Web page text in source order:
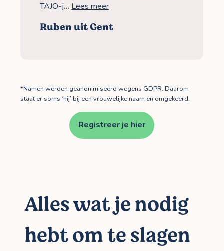
TAJO-j… Lees meer
Ruben uit Gent
*Namen werden geanonimiseerd wegens GDPR. Daarom
staat er soms ‘hij’ bij een vrouwelijke naam en omgekeerd.
Registreer je hier
Alles wat je nodig
hebt om te slagen